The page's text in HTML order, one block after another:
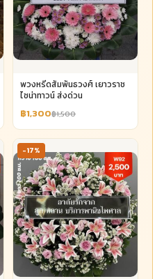
พวงหรีดสัมพันธวงศ์ เยาวราช
ไชน่าทาวน์ ส่งด่วน
฿1,300฿1,500
-17%